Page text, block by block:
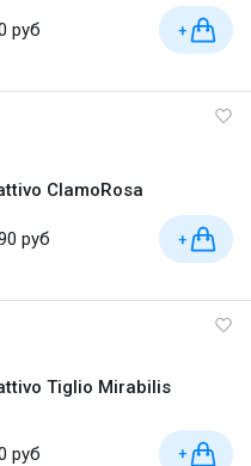
руб +
ClamoRosa
руб +
Tiglio Mirabilis
руб +